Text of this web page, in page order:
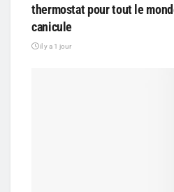
thermostat pour tout le
canicule
il y a 1 jour